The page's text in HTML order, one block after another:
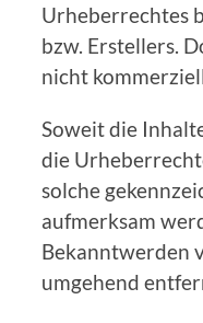
Urheberrechtes
bzw. Erstellers.
nicht
Soweit die
die
solche
aufmerksam
Bekanntwerden
umgehend